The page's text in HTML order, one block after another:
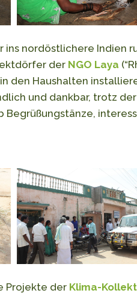
nordöstlichere Indien
der NGO Laya
den Haushalten
und dankbar, trotz
Begrüßungstänze,
Projekte der Klima-